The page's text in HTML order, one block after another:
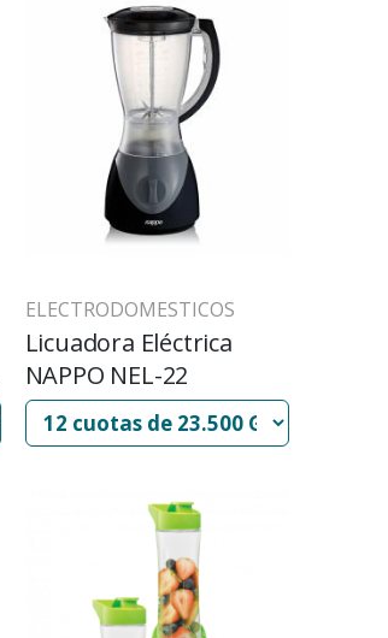
ELECTRODOMESTICOS
Licuadora Eléctrica
NAPPO NEL-22